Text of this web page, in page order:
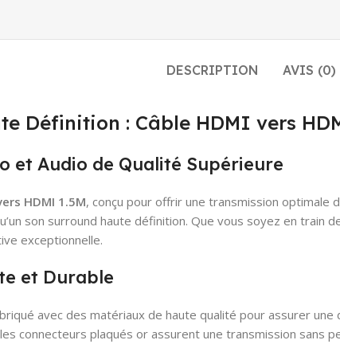
DESCRIPTION AVIS (0)
Définition : Câble HDMI vers
et Audio de Qualité Supérieure
HDMI 1.5M, conçu pour offrir une transmission optimale
son surround haute définition. Que vous soyez en train
exceptionnelle.
et Durable
avec des matériaux de haute qualité pour assurer
connecteurs plaqués or assurent une transmission sans